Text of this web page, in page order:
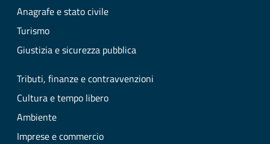
Anagrafe e stato civile
Turismo
Giustizia e sicurezza pubblica
Tributi, finanze e contravvenzioni
Cultura e tempo libero
Ambiente
Imprese e commercio